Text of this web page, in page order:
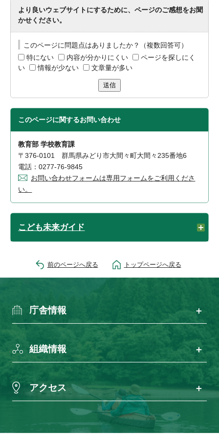
より良いウェブサイトにするために、ページのご感想をお聞
かせください。
このページに問題点はありましたか？（複数回答可）
特にない
内容が分かりにくい
ページを探しにく
い
情報が少ない 文章量が多い
送信
このページに関するお問い合わせ
教育部 学校教育課
〒376-0101 群馬県みどり市大間々町大間々235番地6
電話：0277-76-9845
お問い合わせフォームは専用フォームをご利用くださ
い。
こども未来ガイド
前のページへ戻る トップページへ戻る
庁舎情報
組織情報
アクセス